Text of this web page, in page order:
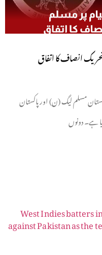
انصاف کا اتفاق
مسلم لیگ (ن) اور پاکستان
ہے۔ دونوں